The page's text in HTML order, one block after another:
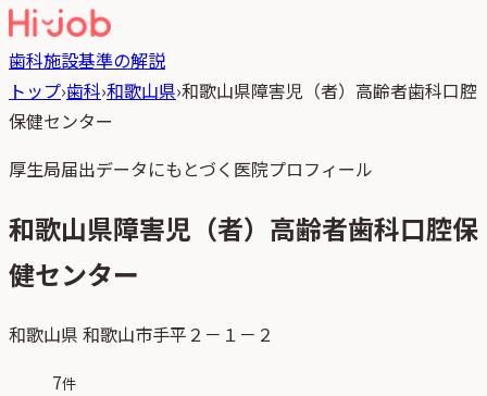
歯科施設基準の解説
トップ›歯科›和歌山県›和歌山県障害児（者）高齢者歯科口腔
保健センター
厚生局届出データにもとづく医院プロフィール
和歌山県障害児（者）高齢者歯科口腔保
健センター
和歌山県 和歌山市手平２－１－２
7件